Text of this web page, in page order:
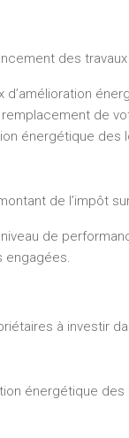
des
de
énergétique
de l’impôt
de
engagées.
à investir
énergétique